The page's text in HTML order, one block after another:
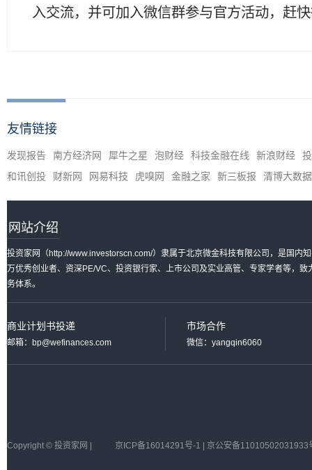
入交流，并可加入微信群参与官方活动，赶
友情链接
发现报告 南方经济网 犀牛之星 泡财经 科技金融在线 新浪财经
和讯创投
财新网 网易科技 虎嗅网 金融之家 新三板报 清博大数据
网站介绍
投资家网（http://www.investorscn.com/）隶属于北京微金科技有限公司，是国内
万优秀创业者、资深PE/VC、投资银行家、上市公司及实业高管、专家学者等，
务体系。
商业计划书投递
邮箱：bp@wefinances.com
市场合作
微信：yangqin6060
Copyright © 投资家网 | 京ICP备16014291号-1 | 京公安备11010502031933